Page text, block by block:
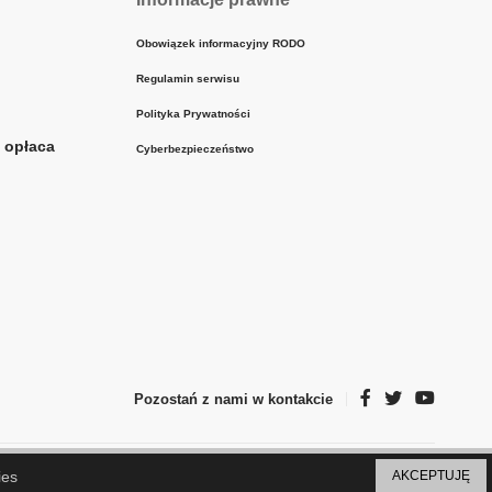
Obowiązek informacyjny RODO
Regulamin serwisu
Polityka Prywatności
Cyberbezpieczeństwo
Pozostań z nami w kontakcie
AKCEPTUJĘ